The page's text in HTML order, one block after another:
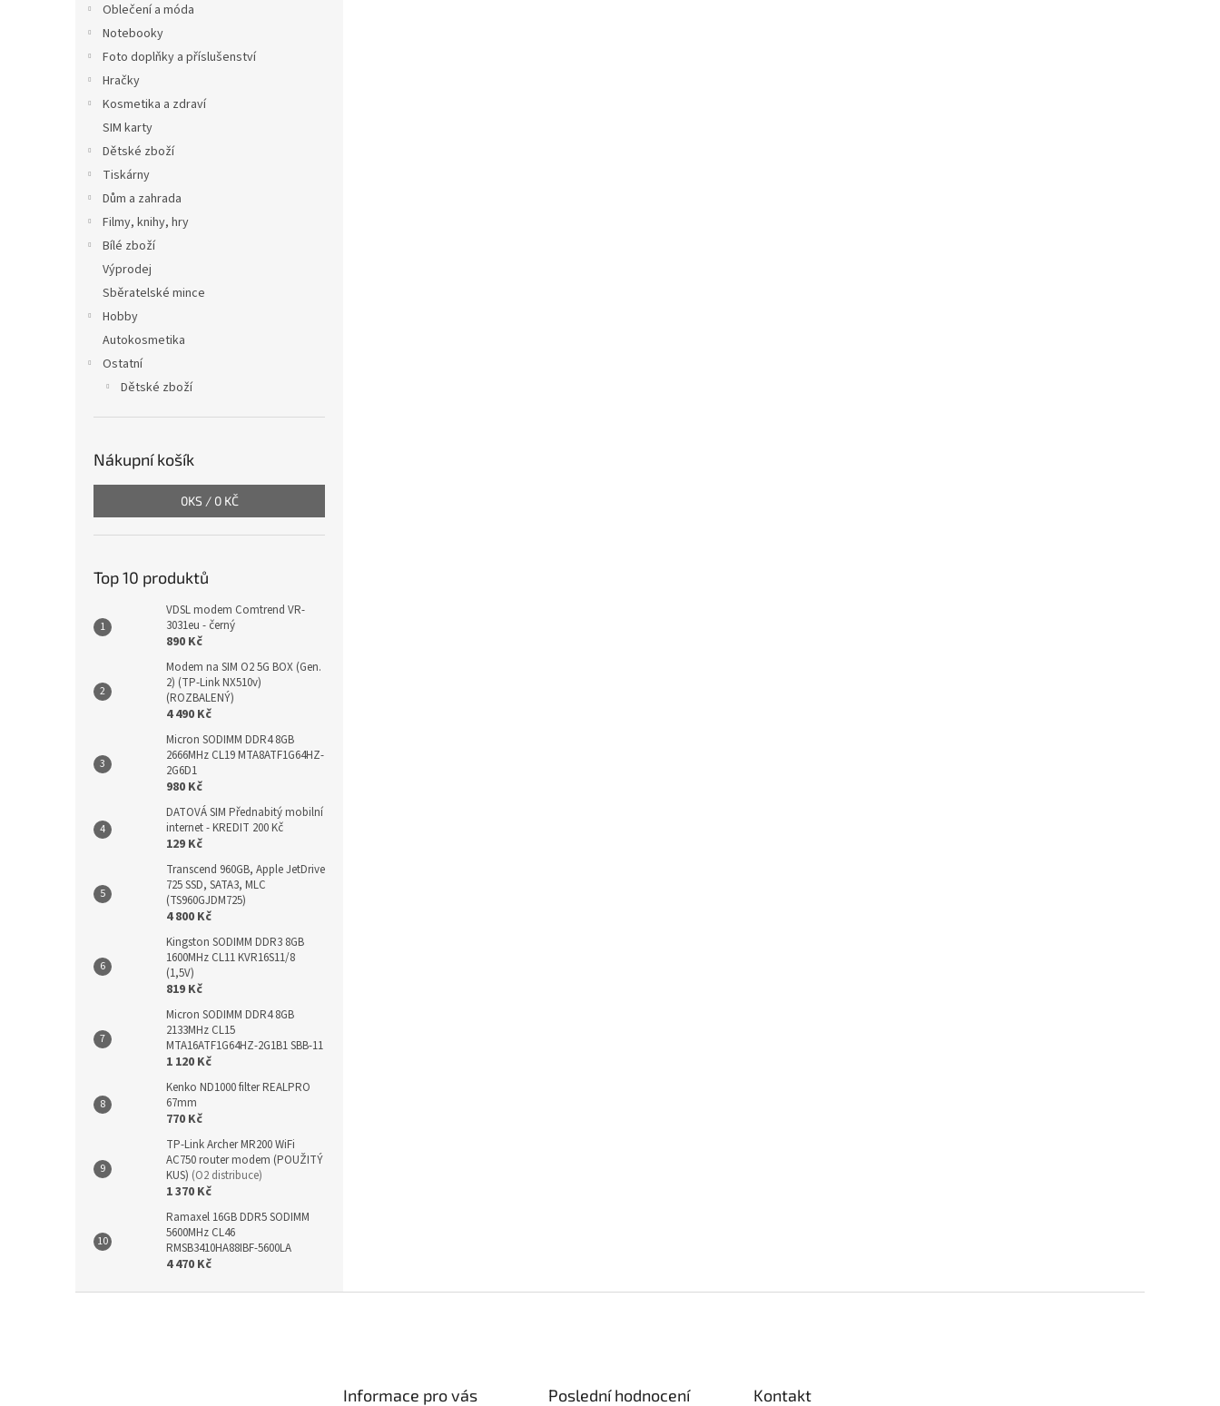
Oblečení a móda
Notebooky
Foto doplňky a příslušenství
Hračky
Kosmetika a zdraví
SIM karty
Dětské zboží
Tiskárny
Dům a zahrada
Filmy, knihy, hry
Bílé zboží
Výprodej
Sběratelské mince
Hobby
Autokosmetika
Ostatní
Dětské zboží
Nákupní košík
0KS / 0 KČ
Top 10 produktů
VDSL modem Comtrend VR-
3031eu - černý
890 Kč
Modem na SIM O2 5G BOX (Gen.
2) (TP-Link NX510v)
(ROZBALENÝ)
4 490 Kč
Micron SODIMM DDR4 8GB
2666MHz CL19 MTA8ATF1G64HZ-
2G6D1
980 Kč
DATOVÁ SIM Přednabitý mobilní
internet - KREDIT 200 Kč
129 Kč
Transcend 960GB, Apple JetDrive
725 SSD, SATA3, MLC
(TS960GJDM725)
4 800 Kč
Kingston SODIMM DDR3 8GB
1600MHz CL11 KVR16S11/8
(1,5V)
819 Kč
Micron SODIMM DDR4 8GB
2133MHz CL15
MTA16ATF1G64HZ-2G1B1 SBB-11
1 120 Kč
Kenko ND1000 filter REALPRO
67mm
770 Kč
TP-Link Archer MR200 WiFi
AC750 router modem (POUŽITÝ
KUS) (O2 distribuce)
1 370 Kč
Ramaxel 16GB DDR5 SODIMM
5600MHz CL46
RMSB3410HA88IBF-5600LA
4 470 Kč
Informace pro vás
Poslední hodnocení
Kontakt